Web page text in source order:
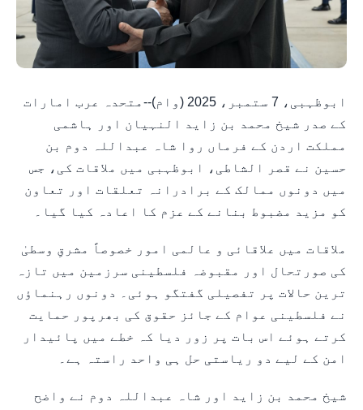
ابوظہبی، 7 ستمبر، 2025 (وام)--متحدہ عرب امارات
کے صدر شیخ محمد بن زاید النہیان اور ہاشمی
مملکت اردن کے فرماں روا شاہ عبداللہ دوم بن
حسین نے قصر الشاطی، ابوظہبی میں ملاقات کی، جس
میں دونوں ممالک کے برادرانہ تعلقات اور تعاون
کو مزید مضبوط بنانے کے عزم کا اعادہ کیا گیا۔
ملاقات میں علاقائی و عالمی امور خصوصاً مشرقِ وسطیٰ
کی صورتحال اور مقبوضہ فلسطینی سرزمین میں تازہ
ترین حالات پر تفصیلی گفتگو ہوئی۔ دونوں رہنماؤں
نے فلسطینی عوام کے جائز حقوق کی بھرپور حمایت
کرتے ہوئے اس بات پر زور دیا کہ خطے میں پائیدار
امن کے لیے دو ریاستی حل ہی واحد راستہ ہے۔
شیخ محمد بن زاید اور شاہ عبداللہ دوم نے واضح